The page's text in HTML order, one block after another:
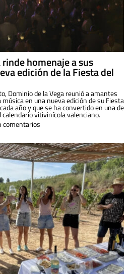
homenaje a sus
edición de la Fiesta del
Dominio de la Vega reunió a amantes
en una nueva edición de su Fiesta
año y que se ha convertido en una de
vitivinícola valenciano.
comentarios